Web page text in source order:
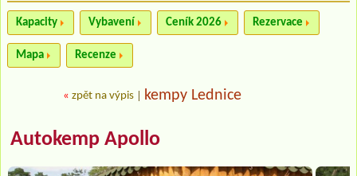
Kapacity Vybavení Ceník 2026 Rezervace
Mapa Recenze
« zpět na výpis kempy Lednice
Autokemp Apollo